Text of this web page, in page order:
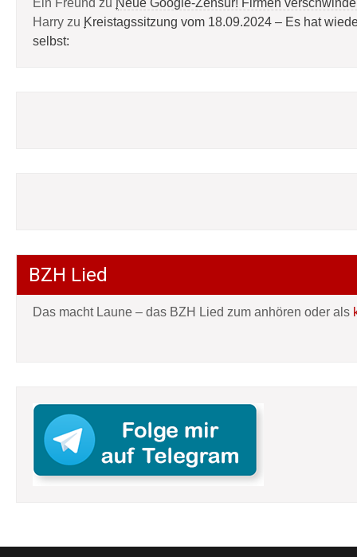
Ein Freund zu Neue Google-Zensur! Firmen
Harry zu Kreistagssitzung vom 18.09.2024 – Es hat
selbst:
BZH Lied
Das macht Laune – das BZH Lied zum anhören oder als